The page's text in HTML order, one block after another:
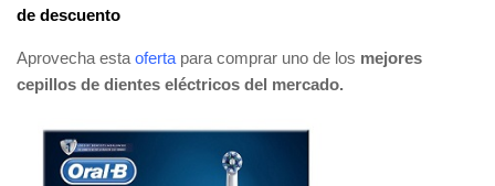
de descuento
Aprovecha esta oferta para comprar uno de los mejores
cepillos de dientes eléctricos del mercado.